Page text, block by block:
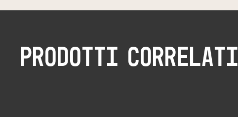
PRODOTTI CORRELATI